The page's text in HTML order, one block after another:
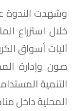
وشهدت الندوة
خلال استزراع
آليات أسواق
صون وإدارة
التنمية
المحلية داخل